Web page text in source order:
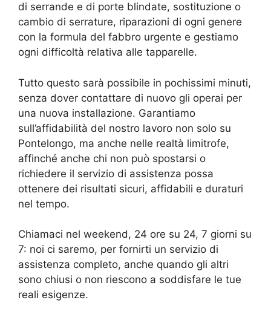
di serrande e di porte blindate, sostituzione o
cambio di serrature, riparazioni di ogni genere
con la formula del fabbro urgente e gestiamo
ogni difficoltà relativa alle tapparelle.
Tutto questo sarà possibile in pochissimi minuti,
senza dover contattare di nuovo gli operai per
una nuova installazione. Garantiamo
sull’affidabilità del nostro lavoro non solo su
Pontelongo, ma anche nelle realtà limitrofe,
affinché anche chi non può spostarsi o
richiedere il servizio di assistenza possa
ottenere dei risultati sicuri, affidabili e duraturi
nel tempo.
Chiamaci nel weekend, 24 ore su 24, 7 giorni su
7: noi ci saremo, per fornirti un servizio di
assistenza completo, anche quando gli altri
sono chiusi o non riescono a soddisfare le tue
reali esigenze.